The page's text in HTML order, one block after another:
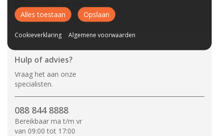
CBW-Erkend
Hulp of advies?
Vraag het aan onze
specialisten.
088 844 8888
Bereikbaar ma t/m vr
van 09:00 tot 17:00
Alles toestaan Opslaan
Cookieverklaring Algemene voorwaarden